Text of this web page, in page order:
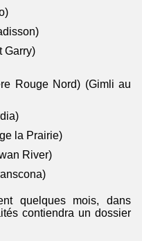
Garry)
Rouge Nord) (Gimli au
la Prairie)
River)
quelques mois, dans
contiendra un dossier